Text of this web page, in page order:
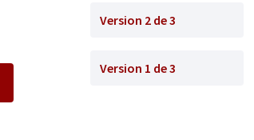
Version 2 de 3
Version 1 de 3